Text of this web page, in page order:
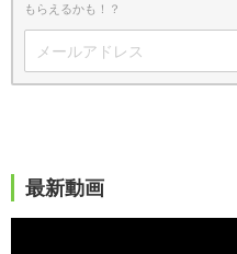
もらえるかも！？
最新動画